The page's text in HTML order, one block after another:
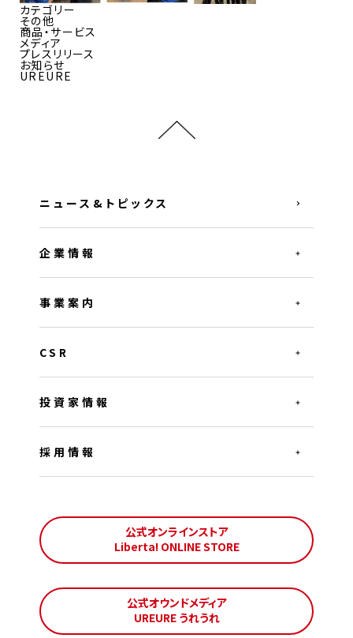
カテゴリー
その他
商品・サービス
メディア
プレスリリース
お知らせ
UREURE
ニュース&トピックス
企業情報
事業案内
CSR
投資家情報
採用情報
公式オンラインストア
Liberta! ONLINE STORE
公式オウンドメディア
UREURE うれうれ